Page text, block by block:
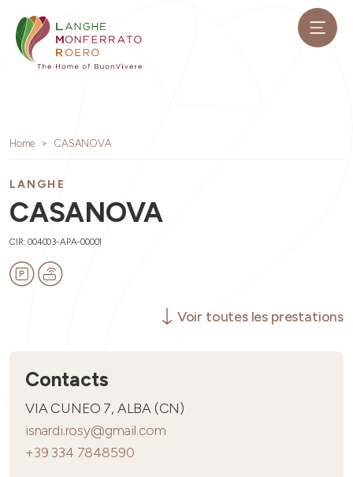
Home CASANOVA
LANGHE
CASANOVA
CIR: 004003-APA-00001
Voir toutes les prestations
Contacts
VIA CUNEO 7, ALBA (CN)
isnardi.rosy@gmail.com
+39 334 7848590